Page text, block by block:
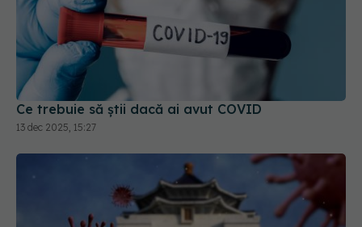
Ce trebuie să știi dacă ai avut COVID
13 dec 2025, 15:27